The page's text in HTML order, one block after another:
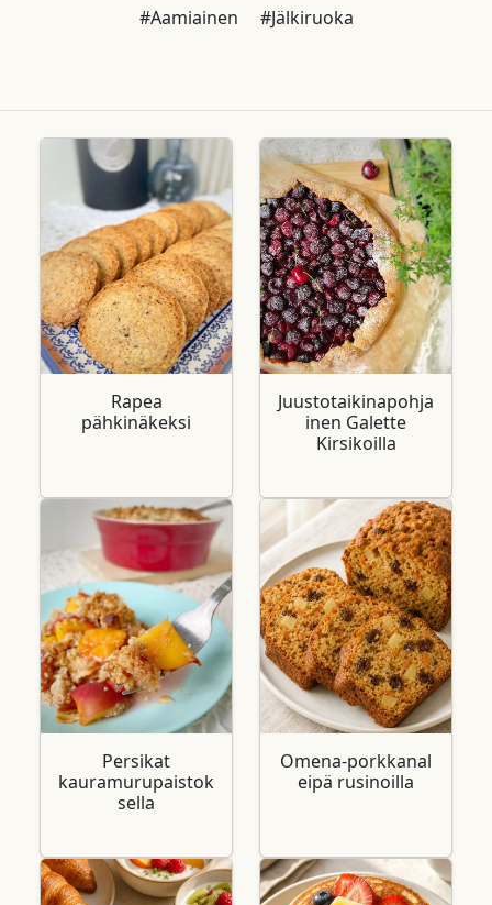
#Aamiainen
#Jälkiruoka
Rapea
pähkinäkeksi
Juustotaikinapohja
inen Galette
Kirsikoilla
Persikat
kauramurupaistok
sella
Omena‑porkkanal
eipä rusinoilla